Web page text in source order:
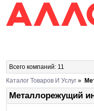
Всего компаний: 11
Каталог Товаров И Услуг »
Металлорежущий